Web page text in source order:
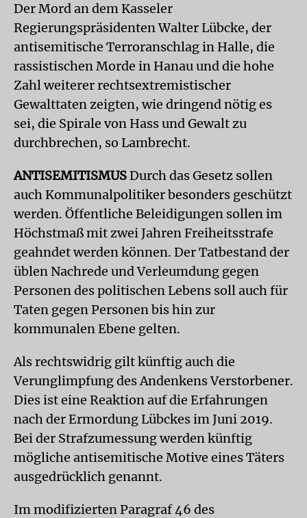
Der Mord an dem Kasseler
Regierungspräsidenten Walter Lübcke, der
antisemitische Terroranschlag in Halle, die
rassistischen Morde in Hanau und die hohe
Zahl weiterer rechtsextremistischer
Gewalttaten zeigten, wie dringend nötig es
sei, die Spirale von Hass und Gewalt zu
durchbrechen, so Lambrecht.
ANTISEMITISMUSDurch das Gesetz sollen
auch Kommunalpolitiker besonders geschützt
werden. Öffentliche Beleidigungen sollen im
Höchstmaß mit zwei Jahren Freiheitsstrafe
geahndet werden können. Der Tatbestand der
üblen Nachrede und Verleumdung gegen
Personen des politischen Lebens soll auch für
Taten gegen Personen bis hin zur
kommunalen Ebene gelten.
Als rechtswidrig gilt künftig auch die
Verunglimpfung des Andenkens Verstorbener.
Dies ist eine Reaktion auf die Erfahrungen
nach der Ermordung Lübckes im Juni 2019.
Bei der Strafzumessung werden künftig
mögliche antisemitische Motive eines Täters
ausgedrücklich genannt.
Im modifizierten Paragraf 46 des